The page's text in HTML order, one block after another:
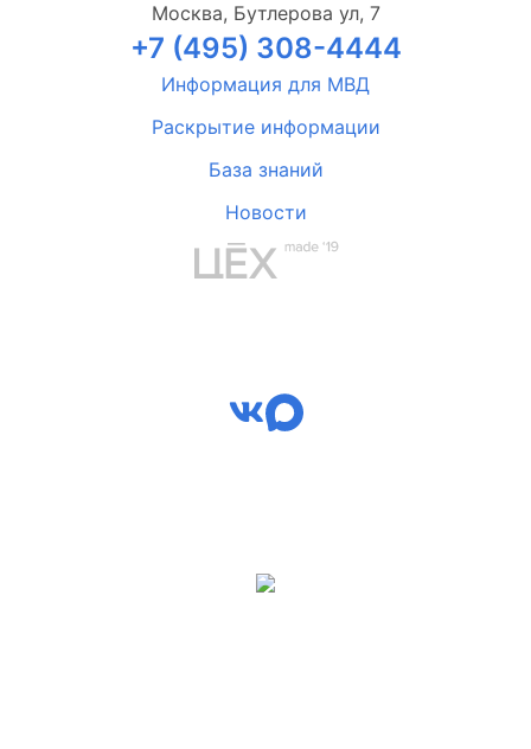
Москва, Бутлерова ул, 7
+7 (495) 308-4444
Информация для МВД
Раскрытие информации
База знаний
Новости